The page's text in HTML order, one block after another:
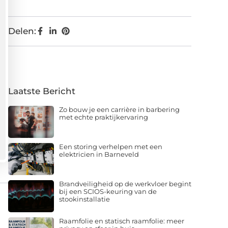
Delen:
Laatste Bericht
Zo bouw je een carrière in barbering
met echte praktijkervaring
Een storing verhelpen met een
elektricien in Barneveld
Brandveiligheid op de werkvloer begint
bij een SCIOS-keuring van de
stookinstallatie
Raamfolie en statisch raamfolie: meer